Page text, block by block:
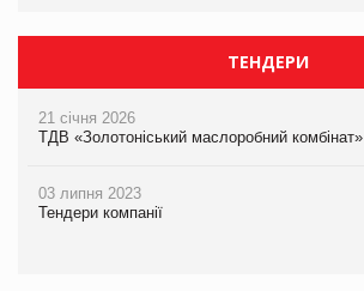
ТЕНДЕРИ
21 січня 2026
ТДВ «Золотоніський маслоробний комбінат»
03 липня 2023
Тендери компанії